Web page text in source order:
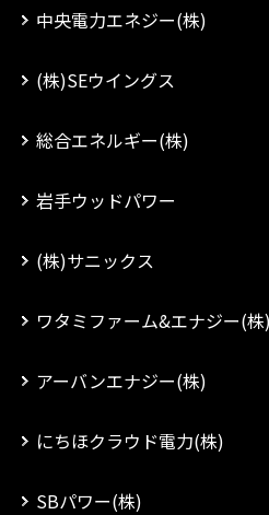
中央電力エネジー(株)
(株)SEウイングス
総合エネルギー(株)
岩手ウッドパワー
(株)サニックス
ワタミファーム&エナジー(株)
アーバンエナジー(株)
にちほクラウド電力(株)
SBパワー(株)